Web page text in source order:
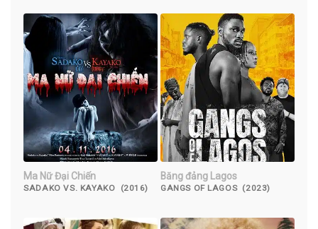
Ma Nữ Đại Chiến
SADAKO VS. KAYAKO (2016)
Băng đảng Lagos
GANGS OF LAGOS (2023)